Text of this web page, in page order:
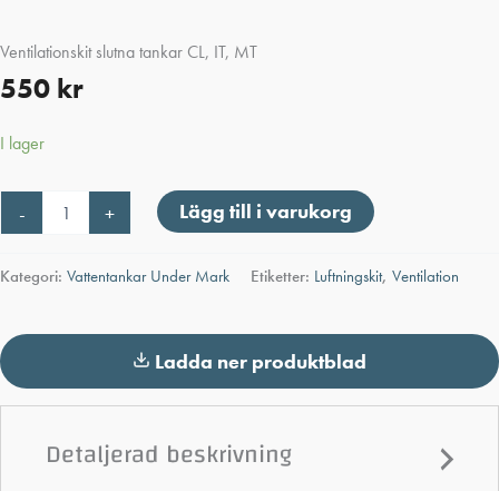
Ventilationskit slutna tankar CL, IT, MT
550 kr
I lager
-
slutna
CL,
mängd
+ Lägg till i varukorg
Kategori: Vattentankar Under Mark Etiketter: Luftningskit, Ventilation
Ladda ner produktblad
Detaljerad beskrivning